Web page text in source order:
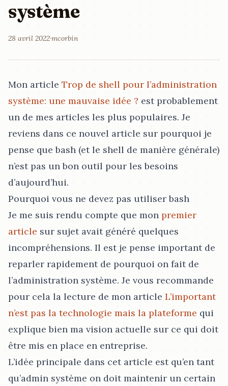
système
28 avril 2022·mcorbin
Mon article Trop de shell pour l’administration
système: une mauvaise idée ? est probablement
un de mes articles les plus populaires. Je
reviens dans ce nouvel article sur pourquoi je
pense que bash (et le shell de manière générale)
n’est pas un bon outil pour les besoins
d’aujourd’hui.
Pourquoi vous ne devez pas utiliser bash
Je me suis rendu compte que mon premier
article sur sujet avait généré quelques
incompréhensions. Il est je pense important de
reparler rapidement de pourquoi on fait de
l’administration système. Je vous recommande
pour cela la lecture de mon article L’important
n’est pas la technologie mais la plateforme qui
explique bien ma vision actuelle sur ce qui doit
être mis en place en entreprise.
L’idée principale dans cet article est qu’en tant
qu’admin système on doit maintenir un certain